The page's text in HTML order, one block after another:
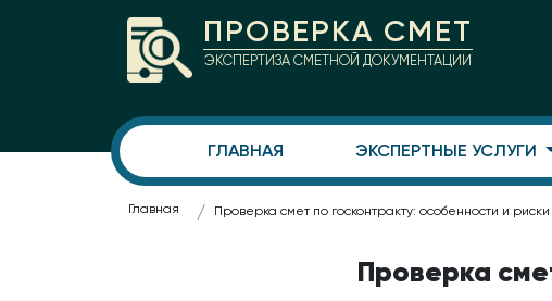
ПРОВЕРКА СМЕТ
ЭКСПЕРТИЗА СМЕТНОЙ ДОКУМЕНТАЦИИ
ГЛАВНАЯ ЭКСПЕРТНЫЕ УСЛУГИ
Главная Проверка смет по госконтракту: особенности и риски
Проверка